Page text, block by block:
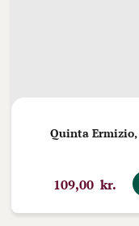
Quinta Ermizio,
109,00 kr.